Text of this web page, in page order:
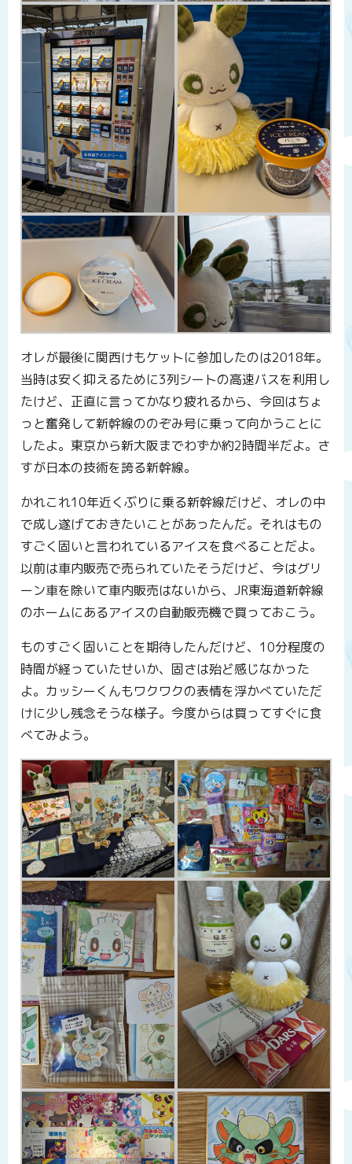
オレが最後に関西けもケットに参加したのは2018年。
当時は安く抑えるために3列シートの高速バスを利用し
たけど、正直に言ってかなり疲れるから、今回はちょ
っと奮発して新幹線ののぞみ号に乗って向かうことに
したよ。東京から新大阪までわずか約2時間半だよ。さ
すが日本の技術を誇る新幹線。
かれこれ10年近くぶりに乗る新幹線だけど、オレの中
で成し遂げておきたいことがあったんだ。それはもの
すごく固いと言われているアイスを食べることだよ。
以前は車内販売で売られていたそうだけど、今はグリ
ーン車を除いて車内販売はないから、JR東海道新幹線
のホームにあるアイスの自動販売機で買っておこう。
ものすごく固いことを期待したんだけど、10分程度の
時間が経っていたせいか、固さは殆ど感じなかった
よ。カッシーくんもワクワクの表情を浮かべていただ
けに少し残念そうな様子。今度からは買ってすぐに食
べてみよう。